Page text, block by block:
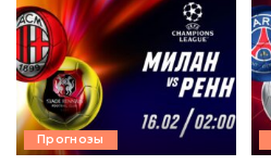
Прогнозы